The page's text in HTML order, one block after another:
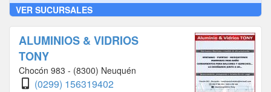
VER SUCURSALES
ALUMINIOS & VIDRIOS
TONY
Chocón 983 - (8300) Neuquén
(0299) 156319402